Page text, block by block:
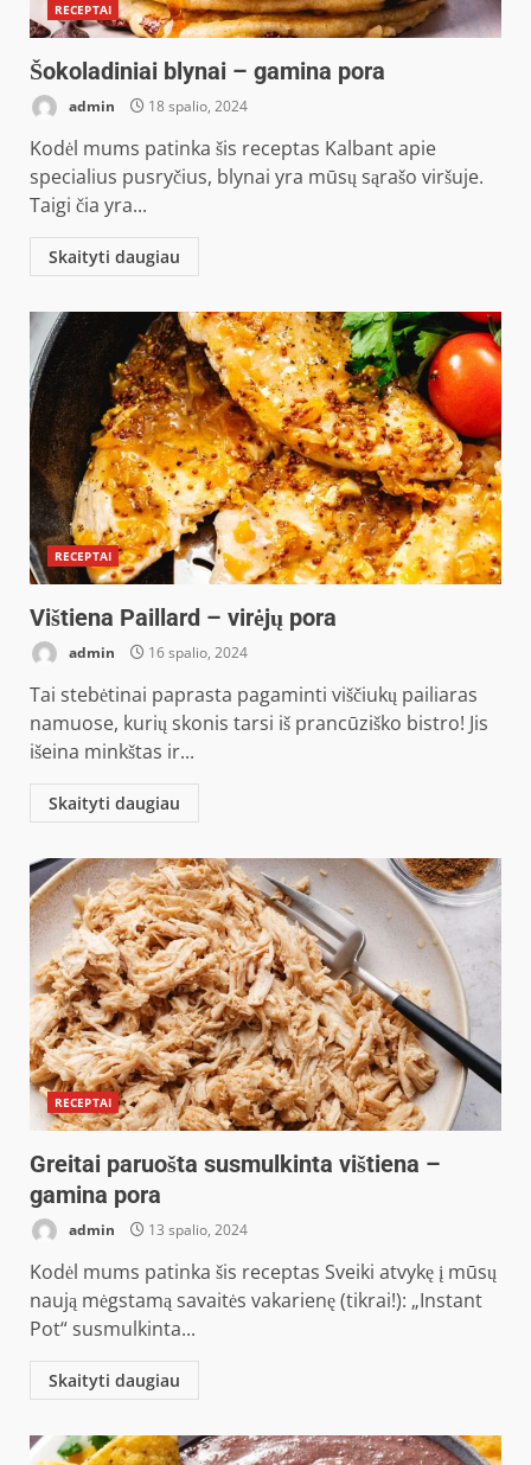
RECEPTAI
Šokoladiniai blynai – gamina pora
admin 18 spalio, 2024
Kodėl mums patinka šis receptas Kalbant apie
specialius pusryčius, blynai yra mūsų sąrašo viršuje.
Taigi čia yra...
Skaityti daugiau
RECEPTAI
Vištiena Paillard – virėjų pora
admin 16 spalio, 2024
Tai stebėtinai paprasta pagaminti viščiukų pailiaras
namuose, kurių skonis tarsi iš prancūziško bistro! Jis
išeina minkštas ir...
Skaityti daugiau
RECEPTAI
Greitai paruošta susmulkinta vištiena –
gamina pora
admin 13 spalio, 2024
Kodėl mums patinka šis receptas Sveiki atvykę į mūsų
naują mėgstamą savaitės vakarienę (tikrai!): „Instant
Pot“ susmulkinta...
Skaityti daugiau